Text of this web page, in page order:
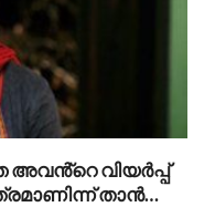
അവൻ്റെ വിയർപ്പ്
താൻ…